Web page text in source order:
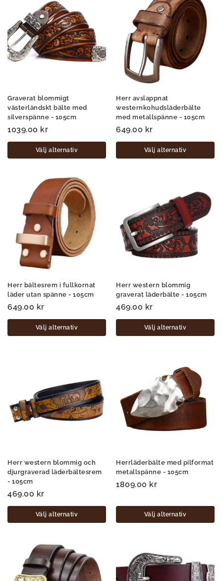
Graverat blommigt
västerländskt bälte med
silverspänne - 105cm
1039.00 kr
Välj alternativ
Herr avslappnat
westernkohudsläderbälte
med metallspänne - 105cm
649.00 kr
Välj alternativ
Herr bältesrem i fullkornat
läder utan spänne - 105cm
649.00 kr
Välj alternativ
Herr western blommig
graverat läderbälte - 105cm
469.00 kr
Välj alternativ
Herr western blommig och
djurgraverad läderbältesrem
- 105cm
469.00 kr
Välj alternativ
Herrläderbälte med pilformat
metallspänne - 105cm
1809.00 kr
Välj alternativ